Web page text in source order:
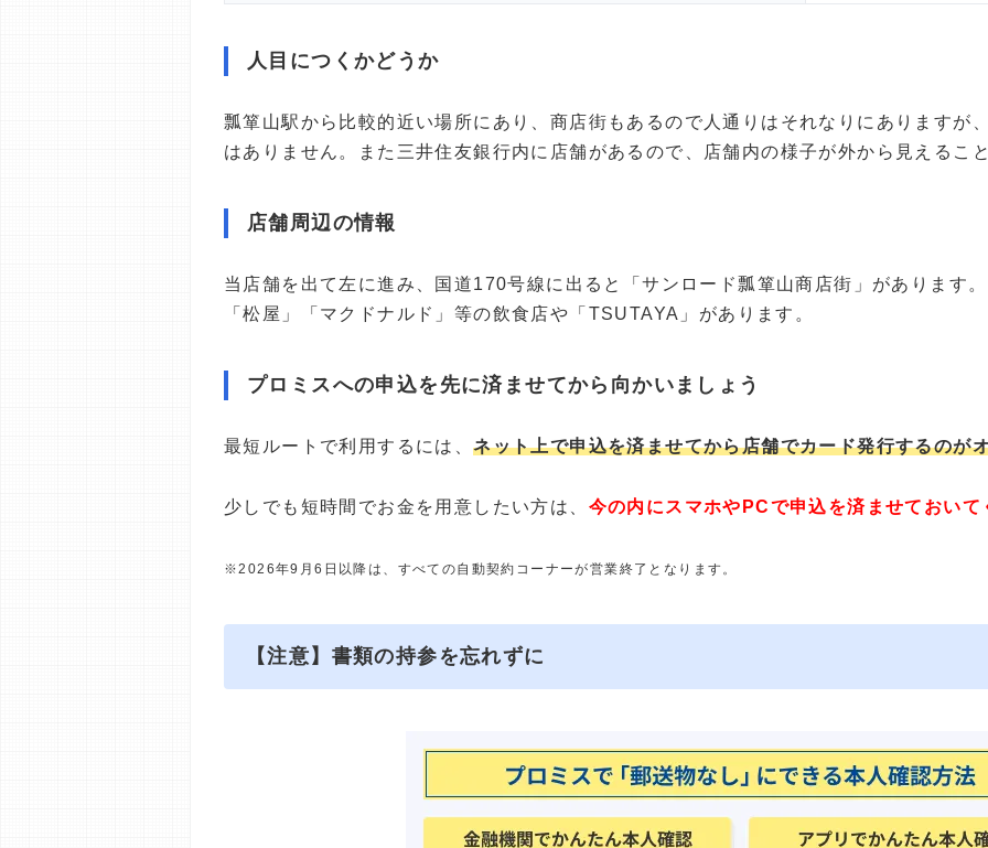
人目につくかどうか
瓢箪山駅から比較的近い場所にあり、商店街もあるので人通りはそれなりにありますが
はありません。また三井住友銀行内に店舗があるので、店舗内の様子が外から見えるこ
店舗周辺の情報
当店舗を出て左に進み、国道170号線に出ると「サンロード瓢箪山商店街」があります
「松屋」「マクドナルド」等の飲食店や「TSUTAYA」があります。
プロミスへの申込を先に済ませてから向かいましょう
最短ルートで利用するには、ネット上で申込を済ませてから店舗でカード発行するのが
少しでも短時間でお金を用意したい方は、 今の内にスマホやPCで申込を済ませておいて
※2026年9月6日以降は、すべての自動契約コーナーが営業終了となります。
【注意】書類の持参を忘れずに